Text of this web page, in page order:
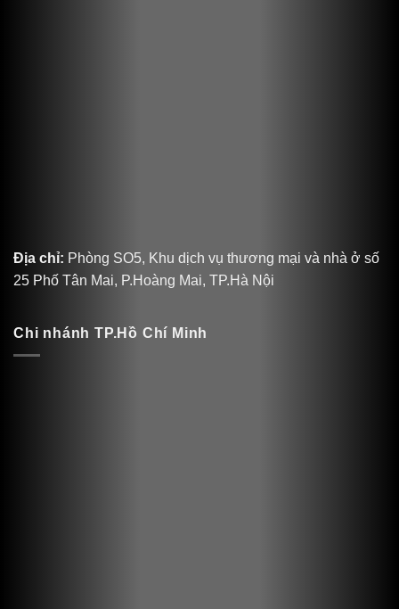
Địa chỉ: Phòng SO5, Khu dịch vụ thương mại và nhà ở số
25 Phố Tân Mai, P.Hoàng Mai, TP.Hà Nội
Chi nhánh TP.Hồ Chí Minh